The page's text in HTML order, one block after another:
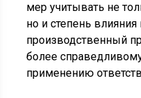
мер учитывать не
но и степень влияния
производственный
более
применению